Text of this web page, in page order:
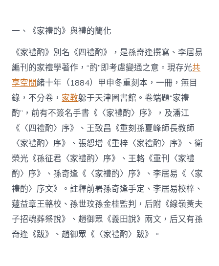
一、《家禮酌》與禮的簡化
《家禮酌》別名《四禮酌》，是孫奇逢撰寫、李居易
編刊的家禮學著作，“酌”即考慮變通之意。現存光共
享空間緒十年（1884）甲申冬重刻本，一冊，無目
錄，不分卷， 家教躲于天津圖書館。卷端題“家禮
酌”，前有不簽名手書《〈家禮酌〉序》，及潘江
《〈四禮酌〉序》、王致昌《重刻孫夏峰師長教師
〈家禮酌〉序》、張恕增《重梓〈家禮酌〉序》、衛
榮光《孫征君〈家禮酌〉序》、王輅《重刊〈家禮
酌〉序》、孫奇逢《〈家禮酌〉序》、李居易《〈家
禮酌〉序文》。註釋前署孫奇逢手定、李居易校梓、
蘧益章王輅校、孫世玟孫金桂監判，后附《線嶺黃夫
子招魂葬祭說》、趙御眾《義田說》兩文，后又有孫
奇逢《跋》、趙御眾《〈家禮酌〉跋》。